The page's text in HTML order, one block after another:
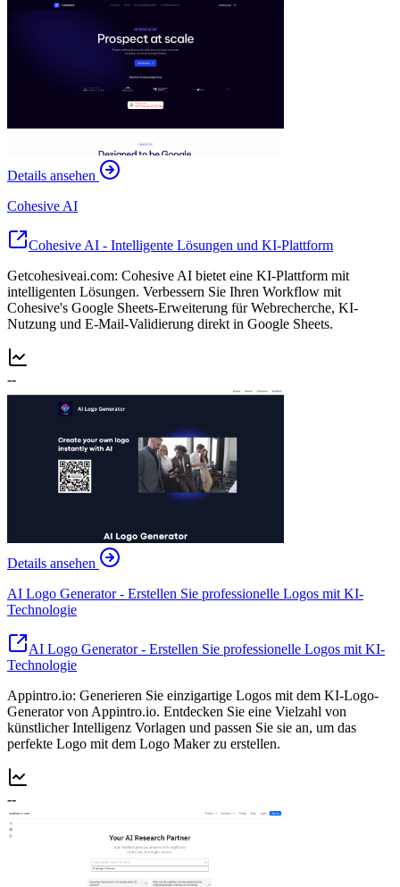
Details ansehen
Cohesive AI
Cohesive AI - Intelligente Lösungen und KI-Plattform
Getcohesiveai.com: Cohesive AI bietet eine KI-Plattform mit
intelligenten Lösungen. Verbessern Sie Ihren Workflow mit
Cohesive's Google Sheets-Erweiterung für Webrecherche, KI-
Nutzung und E-Mail-Validierung direkt in Google Sheets.
--
Details ansehen
AI Logo Generator - Erstellen Sie professionelle Logos mit KI-
Technologie
AI Logo Generator - Erstellen Sie professionelle Logos mit KI-
Technologie
Appintro.io: Generieren Sie einzigartige Logos mit dem KI-Logo-
Generator von Appintro.io. Entdecken Sie eine Vielzahl von
künstlicher Intelligenz Vorlagen und passen Sie sie an, um das
perfekte Logo mit dem Logo Maker zu erstellen.
--